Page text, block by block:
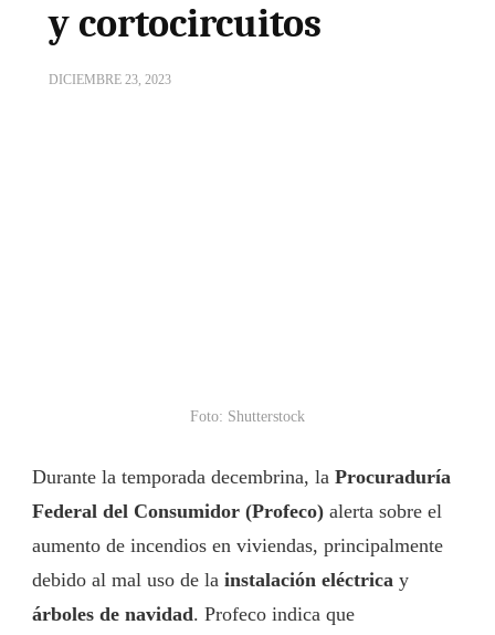
y cortocircuitos
DICIEMBRE 23, 2023
Foto: Shutterstock
Durante la temporada decembrina, la Procuraduría
Federal del Consumidor (Profeco) alerta sobre el
aumento de incendios en viviendas, principalmente
debido al mal uso de la instalación eléctrica y
árboles de navidad. Profeco indica que